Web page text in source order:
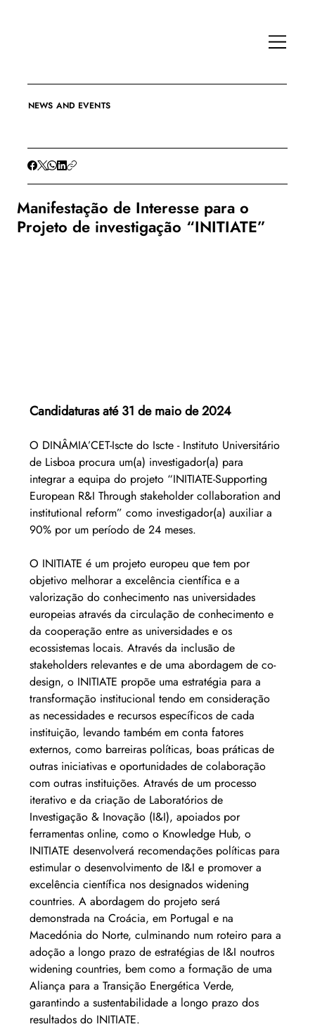
NEWS AND EVENTS
Manifestação de Interesse para o
Projeto de investigação “INITIATE”
Candidaturas até 31 de maio de 2024
O DINÂMIA’CET-Iscte do Iscte - Instituto Universitário
de Lisboa procura um(a) investigador(a) para
integrar a equipa do projeto “INITIATE-Supporting
European R&I Through stakeholder collaboration and
institutional reform” como investigador(a) auxiliar a
90% por um período de 24 meses.
O INITIATE é um projeto europeu que tem por
objetivo melhorar a excelência científica e a
valorização do conhecimento nas universidades
europeias através da circulação de conhecimento e
da cooperação entre as universidades e os
ecossistemas locais. Através da inclusão de
stakeholders relevantes e de uma abordagem de co-
design, o INITIATE propõe uma estratégia para a
transformação institucional tendo em consideração
as necessidades e recursos específicos de cada
instituição, levando também em conta fatores
externos, como barreiras políticas, boas práticas de
outras iniciativas e oportunidades de colaboração
com outras instituições. Através de um processo
iterativo e da criação de Laboratórios de
Investigação & Inovação (I&I), apoiados por
ferramentas online, como o Knowledge Hub, o
INITIATE desenvolverá recomendações políticas para
estimular o desenvolvimento de I&I e promover a
excelência científica nos designados widening
countries. A abordagem do projeto será
demonstrada na Croácia, em Portugal e na
Macedónia do Norte, culminando num roteiro para a
adoção a longo prazo de estratégias de I&I noutros
widening countries, bem como a formação de uma
Aliança para a Transição Energética Verde,
garantindo a sustentabilidade a longo prazo dos
resultados do INITIATE.